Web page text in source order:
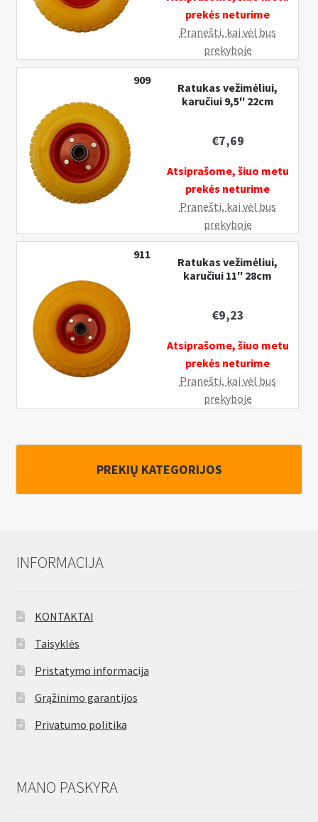
prekės neturime
Pranešti, kai vėl bus
prekyboje
909
Ratukas vežimėliui,
karučiui 9,5″ 22cm
€7,69
Atsiprašome, šiuo metu
prekės neturime
Pranešti, kai vėl bus
prekyboje
911
Ratukas vežimėliui,
karučiui 11″ 28cm
€9,23
Atsiprašome, šiuo metu
prekės neturime
Pranešti, kai vėl bus
prekyboje
PREKIŲ KATEGORIJOS
INFORMACIJA
KONTAKTAI
Taisyklės
Pristatymo informacija
Grąžinimo garantijos
Privatumo politika
MANO PASKYRA